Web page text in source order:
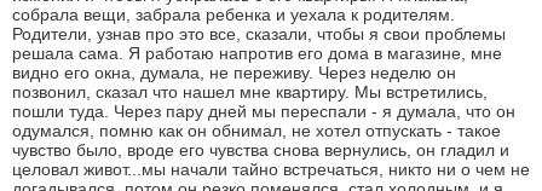
собрала вещи, забрала ребенка и уехала к родителям.
Родители, узнав про это все, сказали, чтобы я свои проблемы
решала сама. Я работаю напротив его дома в магазине, мне
видно его окна, думала, не переживу. Через неделю он
позвонил, сказал что нашел мне квартиру. Мы встретились,
пошли туда. Через пару дней мы переспали - я думала, что он
одумался, помню как он обнимал, не хотел отпускать - такое
чувство было, вроде его чувства снова вернулись, он гладил и
целовал живот...мы начали тайно встречаться, никто ни о чем не